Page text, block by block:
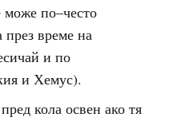
може по–често
време на
и по
и Хемус).
кола освен ако тя